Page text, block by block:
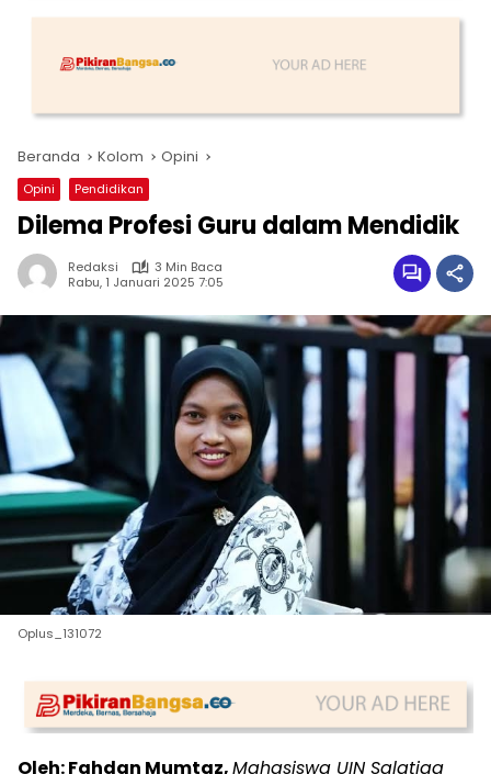
Beranda Kolom Opini
Opini Pendidikan
Dilema Profesi Guru dalam Mendidik
Redaksi
3 Min Baca
Rabu, 1 Januari 2025 7:05
Oplus_131072
Oleh: Fahdan Mumtaz,Mahasiswa UIN Salatiga